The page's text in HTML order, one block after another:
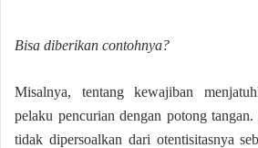
Bisa diberikan contohnya?
Misalnya, tentang kewajiban
pelaku pencurian dengan potong
tidak dipersoalkan dari otentisitasnya